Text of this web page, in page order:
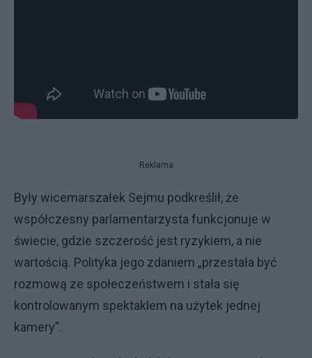
Reklama
Były wicemarszałek Sejmu podkreślił, że
współczesny parlamentarzysta funkcjonuje w
świecie, gdzie szczerość jest ryzykiem, a nie
wartością. Polityka jego zdaniem „przestała być
rozmową ze społeczeństwem i stała się
kontrolowanym spektaklem na użytek jednej
kamery”.